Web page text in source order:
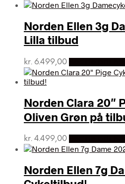
Norden Ellen 3g
Lilla tilbud
kr. 6.499,00
Norden Clara 20″
Oliven Grøn på
kr. 4.499,00
Norden Ellen 7g